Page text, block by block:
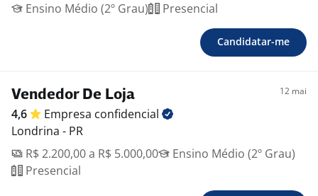
Ensino Médio (2º Grau)
Presencial
Candidatar-me
Vendedor De Loja 12 mai
4,6 Empresa confidencial
Londrina - PR
R$ 2.200,00 a R$ 5.000,00
Ensino Médio (2º Grau)
Presencial